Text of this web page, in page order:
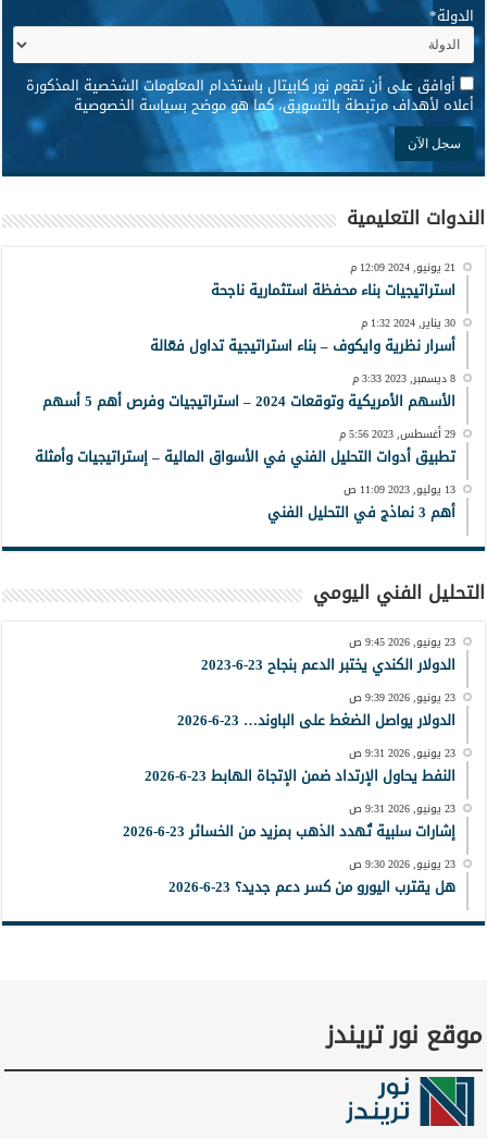
الدولة*
* أوافق على أن تقوم نور كابيتال باستخدام المعلومات الشخصية المذكورة
أعلاه لأهداف مرتبطة بالتسويق، كما هو موضح بسياسة الخصوصية
الندوات التعليمية
21 يونيو, 2024 12:09 م
استراتيجيات بناء محفظة استثمارية ناجحة
30 يناير, 2024 1:32 م
أسرار نظرية وايكوف – بناء استراتيجية تداول فعّالة
8 ديسمبر, 2023 3:33 م
الأسهم الأمريكية وتوقعات 2024 – استراتيجيات وفرص أهم 5 أسهم
29 أغسطس, 2023 5:56 م
تطبيق أدوات التحليل الفني في الأسواق المالية – إستراتيجيات وأمثلة
13 يوليو, 2023 11:09 ص
أهم 3 نماذج في التحليل الفني
التحليل الفني اليومي
23 يونيو, 2026 9:45 ص
الدولار الكندي يختبر الدعم بنجاح 23-6-2023
23 يونيو, 2026 9:39 ص
الدولار يواصل الضغط على الباوند… 23-6-2026
23 يونيو, 2026 9:31 ص
النفط يحاول الإرتداد ضمن الإتجاة الهابط 23-6-2026
23 يونيو, 2026 9:31 ص
إشارات سلبية تُهدد الذهب بمزيد من الخسائر 23-6-2026
23 يونيو, 2026 9:30 ص
هل يقترب اليورو من كسر دعم جديد؟ 23-6-2026
موقع نور تريندز